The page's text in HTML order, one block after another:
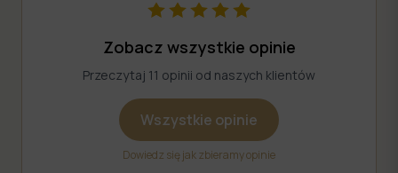
Zobacz wszystkie opinie
Przeczytaj 11 opinii od naszych klientów
Wszystkie opinie
Dowiedz się jak zbieramy opinie